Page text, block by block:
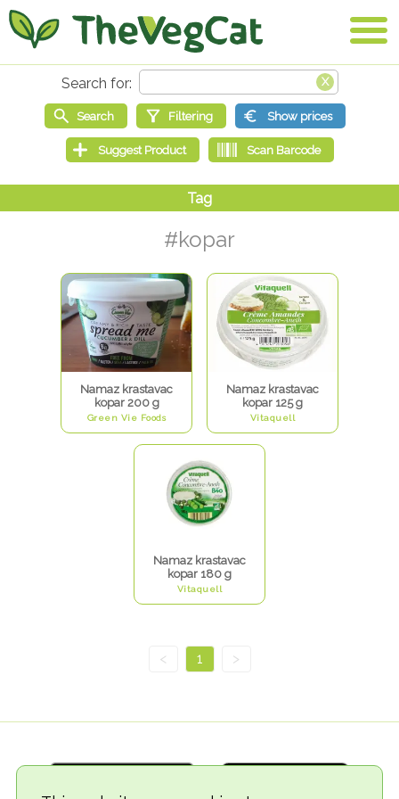
#kopar
Namaz krastavac
kopar 200 g
Green Vie Foods
Namaz krastavac
kopar 125 g
Vitaquell
Namaz krastavac
kopar 180 g
Vitaquell
< 1 >